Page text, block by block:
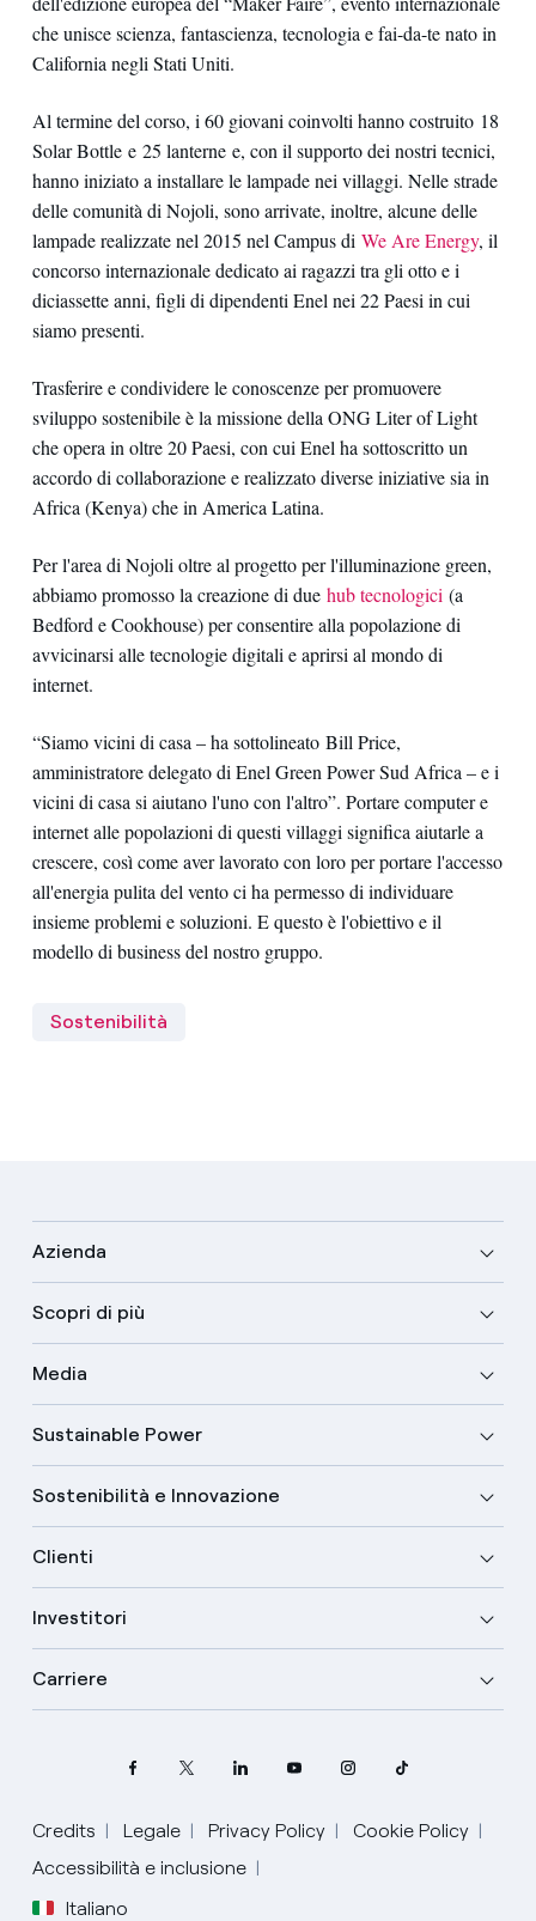
che unisce scienza, fantascienza, tecnologia e fai-da-te nato in
California negli Stati Uniti.
Al termine del corso, i 60 giovani coinvolti hanno costruito 18
Solar Bottle e 25 lanterne e, con il supporto dei nostri tecnici,
hanno iniziato a installare le lampade nei villaggi. Nelle strade
delle comunità di Nojoli, sono arrivate, inoltre, alcune delle
lampade realizzate nel 2015 nel Campus di We Are Energy, il
concorso internazionale dedicato ai ragazzi tra gli otto e i
diciassette anni, figli di dipendenti Enel nei 22 Paesi in cui
siamo presenti.
Trasferire e condividere le conoscenze per promuovere
sviluppo sostenibile è la missione della ONG Liter of Light
che opera in oltre 20 Paesi, con cui Enel ha sottoscritto un
accordo di collaborazione e realizzato diverse iniziative sia in
Africa (Kenya) che in America Latina.
Per l'area di Nojoli oltre al progetto per l'illuminazione green,
abbiamo promosso la creazione di due hub tecnologici (a
Bedford e Cookhouse) per consentire alla popolazione di
avvicinarsi alle tecnologie digitali e aprirsi al mondo di
internet.
“Siamo vicini di casa – ha sottolineato Bill Price,
amministratore delegato di Enel Green Power Sud Africa – e i
vicini di casa si aiutano l'uno con l'altro”. Portare computer e
internet alle popolazioni di questi villaggi significa aiutarle a
crescere, così come aver lavorato con loro per portare l'accesso
all'energia pulita del vento ci ha permesso di individuare
insieme problemi e soluzioni. E questo è l'obiettivo e il
modello di business del nostro gruppo.
Sostenibilità
Azienda
Scopri di più
Media
Sustainable Power
Sostenibilità e Innovazione
Clienti
Investitori
Carriere
Credits Legale Privacy Policy
Cookie Policy
Accessibilità e inclusione
Italiano
Seleziona la tua lingua